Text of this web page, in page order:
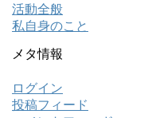
活動全般
私自身のこと
メタ情報
ログイン
投稿フィード